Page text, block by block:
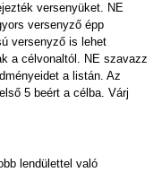
versenyüket. NE
versenyző épp
versenyző is lehet
a célvonaltól. NE szavazz
a listán. Az
5 beért a célba. Várj
lendülettel való